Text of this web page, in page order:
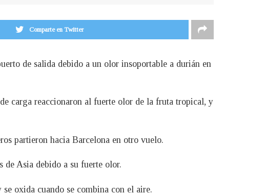
Comparte en Twitter
de salida debido a un olor insoportable a durián en
carga reaccionaron al fuerte olor de la fruta tropical, y
partieron hacia Barcelona en otro vuelo.
de Asia debido a su fuerte olor.
oxida cuando se combina con el aire.